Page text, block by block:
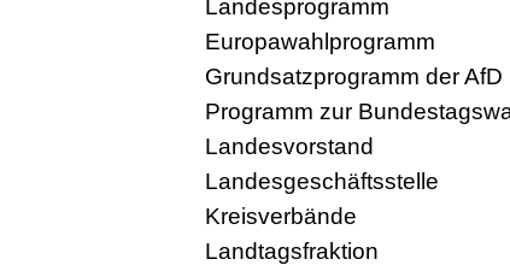
Landesprogramm
Europawahlprogramm
Grundsatzprogramm der AfD
Programm zur
Landesvorstand
Landesgeschäftsstelle
Kreisverbände
Landtagsfraktion